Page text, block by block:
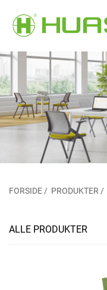
FORSIDE / PRODUKTER /
ALLE PRODUKTER